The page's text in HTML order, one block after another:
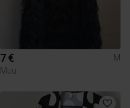
7 €
M
Muu